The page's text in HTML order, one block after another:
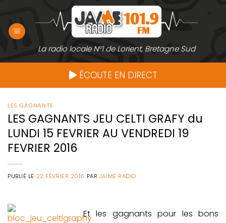
contenu
La radio locale N°1 de Lorient, Bretagne Sud
ÉCOUTE EN DIRECT
LES GAGNANTS
LES GAGNANTS JEU CELTI GRAFY du
LUNDI 15 FEVRIER AU VENDREDI 19
FEVRIER 2016
PUBLIÉ LE 22 FÉVRIER 2016 PAR JAIME RADIO
Et les gagnants pour les bons